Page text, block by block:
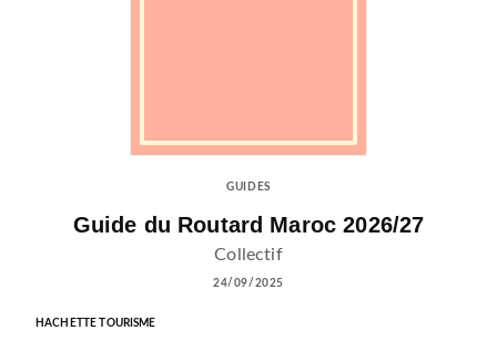
GUIDES
Guide du Routard Maroc 2026/27
Collectif
24/09/2025
HACHETTE TOURISME